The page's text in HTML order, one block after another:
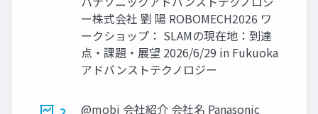
ー株式会社 劉 陽 ROBOMECH2026 ワ
ークショップ： SLAMの現在地：到達
点・課題・展望 2026/6/29 in Fukuoka
アドバンストテクノロジー
@mobi 会社紹介 会社名 Panasonic